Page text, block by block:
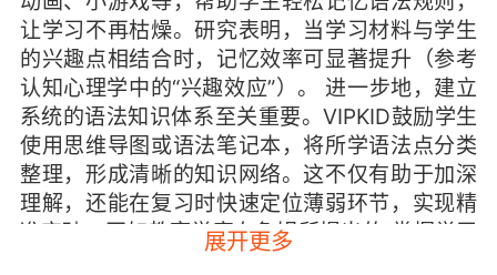
让学习不再枯燥。研究表明，当学习材料与学生
的兴趣点相结合时，记忆效率可显著提升（参考
认知心理学中的“兴趣效应”）。 进一步地，建立
系统的语法知识体系至关重要。VIPKID鼓励学生
使用思维导图或语法笔记本，将所学语法点分类
整理，形成清晰的知识网络。这不仅有助于加深
理解，还能在复习时快速定位薄弱环节，实现精
准突破。正如教育学家布鲁姆所提出的“掌握学习
理论”，通过及时反馈与针对性练习，可以有效促
展开更多